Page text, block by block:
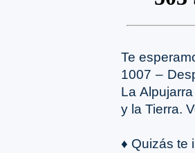
Te
1007 –
La
y la Tierra.
♦ Quizás te